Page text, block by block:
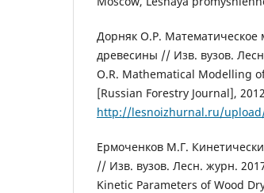
Дорняк О.Р. Математическое
древесины // Изв. вузов.
O.R. Mathematical Modelling
[Russian Forestry Journal],
http://lesnoizhurnal.ru/upload/
Ермоченков М.Г.
// Изв. вузов. Лесн. журн.
Kinetic Parameters of Wood